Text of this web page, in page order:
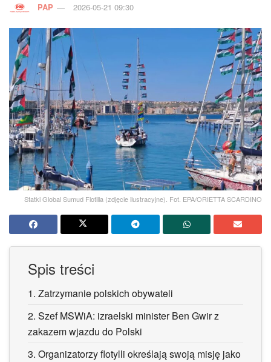
PAP 2026-05-21 09:30
Statki Global Sumud Flotilla (zdjęcie ilustracyjne). Fot. EPA/ORIETTA SCARDINO
Spis treści
1. Zatrzymanie polskich obywateli
2. Szef MSWiA: izraelski minister Ben Gwir z
zakazem wjazdu do Polski
3. Organizatorzy flotylli określają swoją misję jako